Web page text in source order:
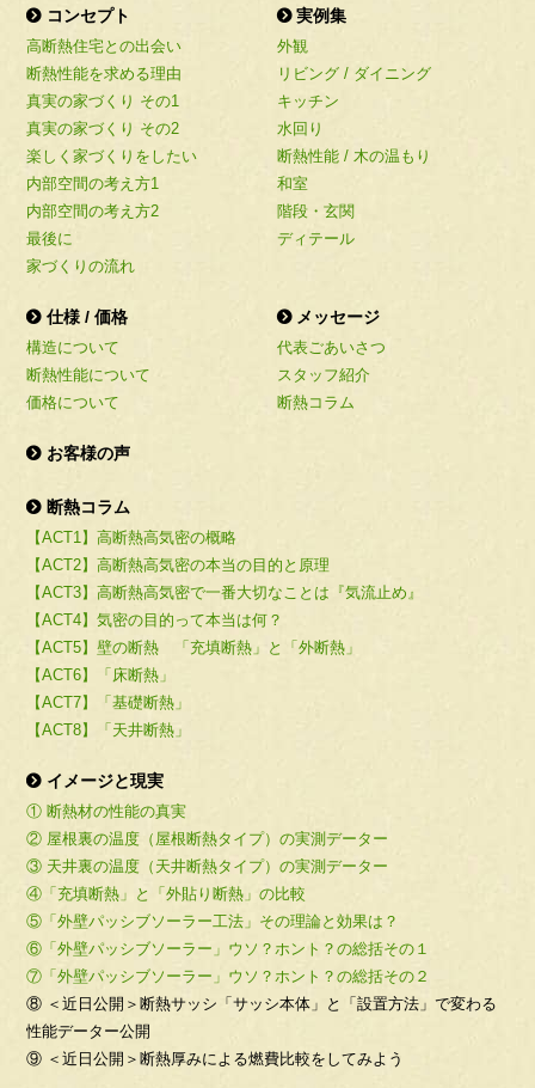
コンセプト
高断熱住宅との出会い
断熱性能を求める理由
真実の家づくり その1
真実の家づくり その2
楽しく家づくりをしたい
内部空間の考え方1
内部空間の考え方2
最後に
家づくりの流れ
実例集
外観
リビング / ダイニング
キッチン
水回り
断熱性能 / 木の温もり
和室
階段・玄関
ディテール
仕様 / 価格
構造について
断熱性能について
価格について
メッセージ
代表ごあいさつ
スタッフ紹介
断熱コラム
お客様の声
断熱コラム
【ACT1】高断熱高気密の概略
【ACT2】高断熱高気密の本当の目的と原理
【ACT3】高断熱高気密で一番大切なことは『気流止め』
【ACT4】気密の目的って本当は何？
【ACT5】壁の断熱 「充填断熱」と「外断熱」
【ACT6】「床断熱」
【ACT7】「基礎断熱」
【ACT8】「天井断熱」
イメージと現実
① 断熱材の性能の真実
② 屋根裏の温度（屋根断熱タイプ）の実測データー
③ 天井裏の温度（天井断熱タイプ）の実測データー
④「充填断熱」と「外貼り断熱」の比較
⑤「外壁パッシブソーラー工法」その理論と効果は？
⑥「外壁パッシブソーラー」ウソ？ホント？の総括その１
⑦「外壁パッシブソーラー」ウソ？ホント？の総括その２
⑧ ＜近日公開＞断熱サッシ「サッシ本体」と「設置方法」で変わる
性能データー公開
⑨ ＜近日公開＞断熱厚みによる燃費比較をしてみよう